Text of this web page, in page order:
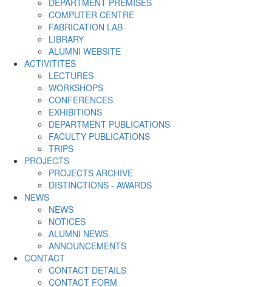
COMPUTER CENTRE
FABRICATION LAB
LIBRARY
ALUMNI WEBSITE
ACTIVITITES
LECTURES
WORKSHOPS
CONFERENCES
EXHIBITIONS
DEPARTMENT PUBLICATIONS
FACULTY PUBLICATIONS
TRIPS
PROJECTS
PROJECTS ARCHIVE
DISTINCTIONS - AWARDS
NEWS
NEWS
NOTICES
ALUMNI NEWS
ANNOUNCEMENTS
CONTACT
CONTACT DETAILS
CONTACT FORM